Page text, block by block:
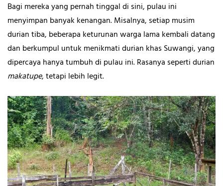
Bagi mereka yang pernah tinggal di sini, pulau ini
menyimpan banyak kenangan. Misalnya, setiap musim
durian tiba, beberapa keturunan warga lama kembali datang
dan berkumpul untuk menikmati durian khas Suwangi, yang
dipercaya hanya tumbuh di pulau ini. Rasanya seperti durian
makatupe, tetapi lebih legit.